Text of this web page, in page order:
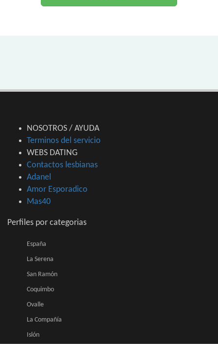
NOSOTROS / AYUDA
Terminos del servicio
WEBS DATING
Contactos lesbianas
Adanel
Amor Esporadico
Mas40
Perfiles por categorias
España
La Serena
San Ramón
Coquimbo
Ovalle
La Compañía
Islón